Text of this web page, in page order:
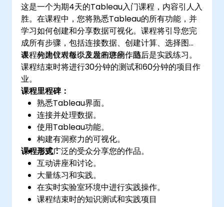
这是一个为期4天的Tableau入门课程，内容引人入
胜。在课程中，您将熟悉Tableau的所有功能，并
学习如何创建和分享数据可视化。课程将引导您完
成所有步骤，包括连接数据、创建计算、选择图
表、构建仪表板以及发布您的作品。
课程分为针对每个主题的讲座，随后是实践练习。
课程结束时将进行30分钟的测试和60分钟的项目作
业。
课程里程碑：
熟悉Tableau界面。
连接并处理数据。
使用Tableau功能。
构建有洞察力的可视化。
与更广泛的受众分享您的作品。
课程形式：
互动讲座和讨论。
大量练习和实践。
在实时实验室环境中进行实践操作。
课程结束时的知识测试和实践项目